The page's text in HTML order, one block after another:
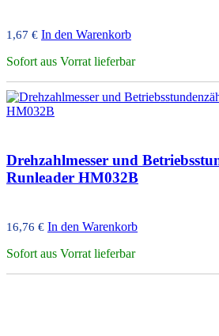
1,67 € In den Warenkorb
Sofort aus Vorrat lieferbar
Drehzahlmesser und
Runleader HM032B
16,76 € In den Warenkorb
Sofort aus Vorrat lieferbar